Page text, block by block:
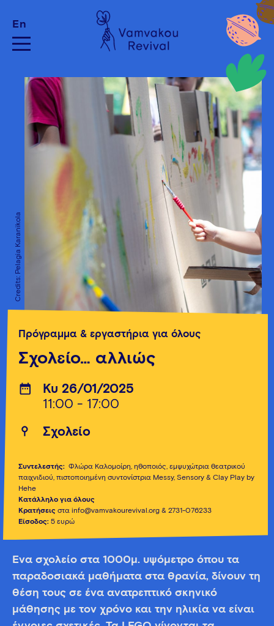
En
Credits: Pelagia Karanikola
Πρόγραμμα & εργαστήρια για όλους
Σχολείο… αλλιώς
Κυ 26/01/2025
11:00 - 17:00
Σχολείο
Συντελεστής: Φλώρα Καλομοίρη, ηθοποιός, εμψυχώτρια θεατρικού
παιχνιδιού, πιστοποιημένη συντονίστρια Messy, Sensory & Clay Play by
Hehe
Κατάλληλο για όλους
Κρατήσεις στα info@vamvakourevival.org & 2731-076233
Είσοδος: 5 ευρώ
Ένα σχολείο στα 1000μ. υψόμετρο όπου τα
παραδοσιακά μαθήματα στα θρανία, δίνουν τη
θέση τους σε ένα ανατρεπτικό σκηνικό
μάθησης με τον χρόνο και την ηλικία να είναι